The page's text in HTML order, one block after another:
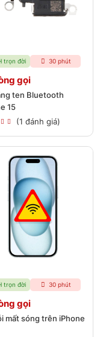
trọn đời 30 phút
gọi
ten Bluetooth
15
(1 đánh giá)
trọn đời 30 phút
gọi
mất sóng trên iPhone